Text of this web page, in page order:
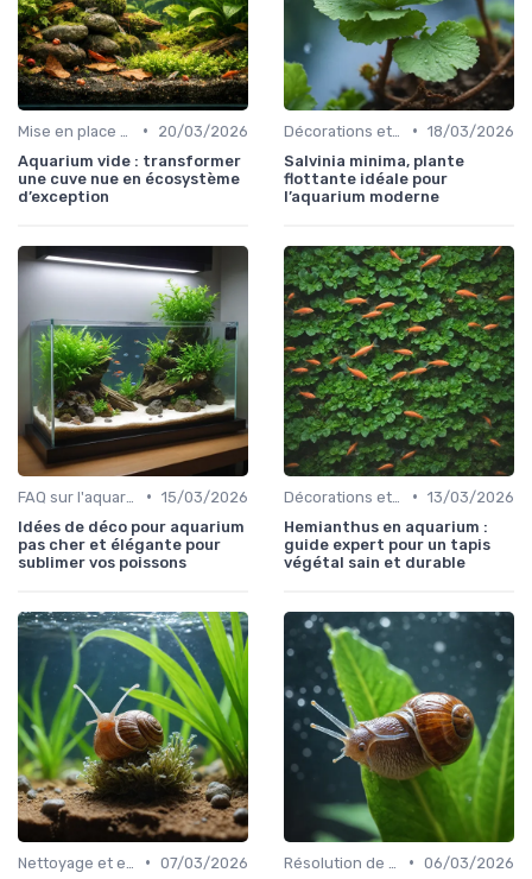
•
20/03/2026
Aquarium vide : transformer
une cuve nue en écosystème
d’exception
• 18/03/2026
Salvinia minima, plante
flottante idéale pour
l’aquarium moderne
• 15/03/2026
Idées de déco pour aquarium
pas cher et élégante pour
sublimer vos poissons
• 13/03/2026
Hemianthus en aquarium :
guide expert pour un tapis
végétal sain et durable
• 07/03/2026
• 06/03/2026